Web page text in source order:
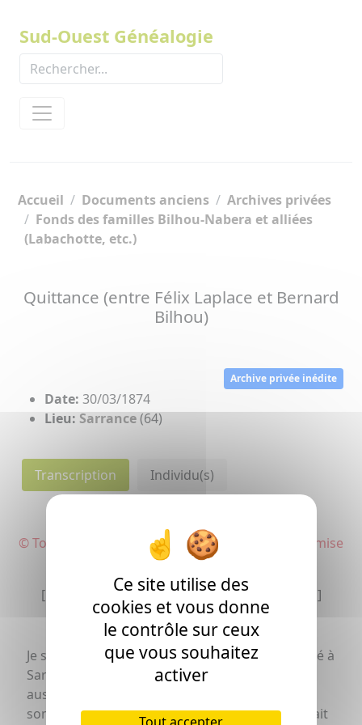
Sud-Ouest Généalogie
Accueil Documents anciens
Archives privées
Fonds des familles Bilhou-Nabera et alliées
(Labachotte, etc.)
Quittance (entre Félix Laplace et Bernard
Bilhou)
Archive privée inédite
Date: 30/03/1874
Lieu:Sarrance(64)
Transcription Individu(s)
© Toute utilisation de cette transcription est soumise
à autorisation
[La transcription peut comporter des erreurs]
Je soussigné Felix Laplace, proprietaire, domicilié à
Sarrance, déclare avoir reçu de Bernard Bilhou,
aussi propriétaire, domicilié au même lieu la
somme desixcentsfrancs montant d'un legs fait
Ce site utilise des
cookies et vous donne
le contrôle sur ceux
que vous souhaitez
activer